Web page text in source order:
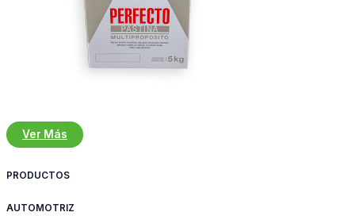
Ver Más
PRODUCTOS
AUTOMOTRIZ